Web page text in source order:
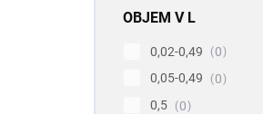
OBJEM V L
0,02-0,49
0
0,05-0,49
0
0,5
0